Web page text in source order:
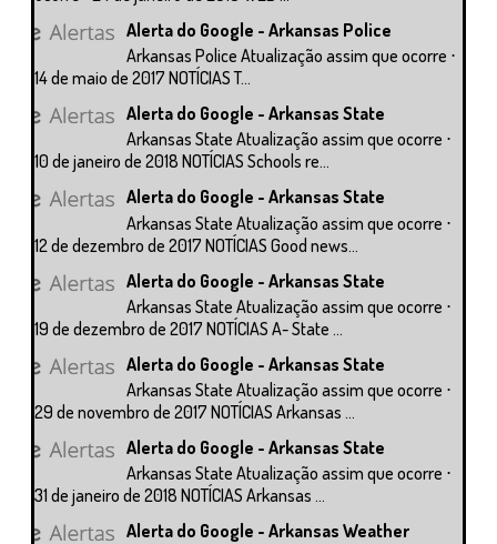
Alerta do Google - Arkansas Police
Arkansas Police Atualização assim que ocorre ⋅
14 de maio de 2017 NOTÍCIAS T...
Alerta do Google - Arkansas State
Arkansas State Atualização assim que ocorre ⋅
10 de janeiro de 2018 NOTÍCIAS Schools re...
Alerta do Google - Arkansas State
Arkansas State Atualização assim que ocorre ⋅
12 de dezembro de 2017 NOTÍCIAS Good news...
Alerta do Google - Arkansas State
Arkansas State Atualização assim que ocorre ⋅
19 de dezembro de 2017 NOTÍCIAS A- State ...
Alerta do Google - Arkansas State
Arkansas State Atualização assim que ocorre ⋅
29 de novembro de 2017 NOTÍCIAS Arkansas ...
Alerta do Google - Arkansas State
Arkansas State Atualização assim que ocorre ⋅
31 de janeiro de 2018 NOTÍCIAS Arkansas ...
Alerta do Google - Arkansas Weather